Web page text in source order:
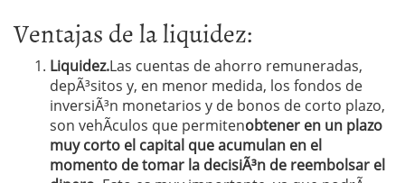
Ventajas de la liquidez:
Liquidez.Las cuentas de ahorro remuneradas,
depÃ³sitos y, en menor medida, los fondos de
inversiÃ³n monetarios y de bonos de corto plazo,
son vehÃ­culos que permitenobtener en un plazo
muy corto el capital que acumulan en el
momento de tomar la decisiÃ³n de reembolsar el